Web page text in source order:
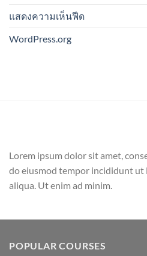
แสดงความเห็นฟีด
WordPress.org
Lorem ipsum dolor sit amet,
do eiusmod tempor incididunt ut
aliqua. Ut enim ad minim.
POPULAR COURSES